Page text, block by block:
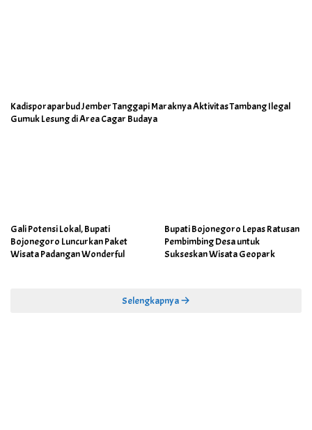
Kadisporaparbud Jember Tanggapi Maraknya Aktivitas Tambang Ilegal
Gumuk Lesung di Area Cagar Budaya
Gali Potensi Lokal, Bupati
Bojonegoro Luncurkan Paket
Wisata Padangan Wonderful
Bupati Bojonegoro Lepas Ratusan
Pembimbing Desa untuk
Sukseskan Wisata Geopark
Selengkapnya